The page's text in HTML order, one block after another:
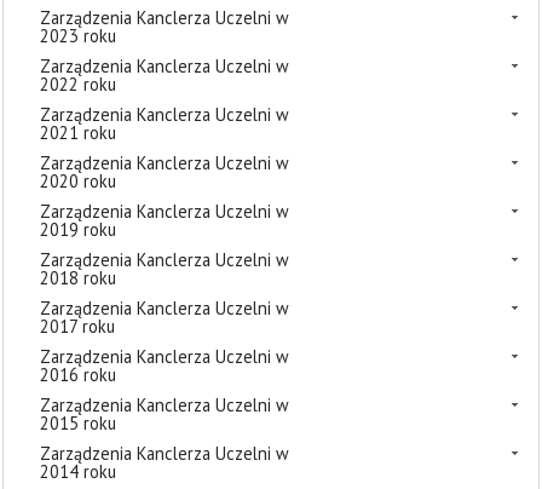
Zarządzenia Kanclerza Uczelni w
2023 roku
Zarządzenia Kanclerza Uczelni w
2022 roku
Zarządzenia Kanclerza Uczelni w
2021 roku
Zarządzenia Kanclerza Uczelni w
2020 roku
Zarządzenia Kanclerza Uczelni w
2019 roku
Zarządzenia Kanclerza Uczelni w
2018 roku
Zarządzenia Kanclerza Uczelni w
2017 roku
Zarządzenia Kanclerza Uczelni w
2016 roku
Zarządzenia Kanclerza Uczelni w
2015 roku
Zarządzenia Kanclerza Uczelni w
2014 roku